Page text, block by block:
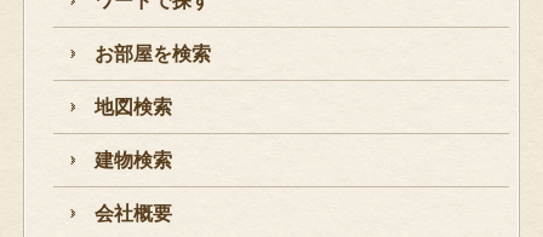
お部屋を検索
地図検索
建物検索
会社概要